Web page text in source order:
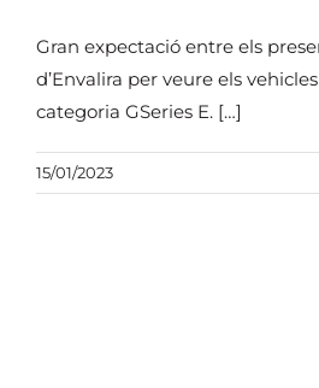
Gran expectació entre els
d’Envalira per veure els
categoria GSeries E. […]
15/01/2023